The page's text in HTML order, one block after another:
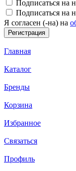
Подписаться на
Подписаться на
Я согласен (-на) на
Главная
Каталог
Бренды
Корзина
Избранное
Связаться
Профиль